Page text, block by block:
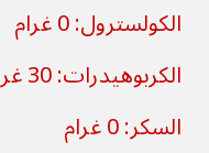
الكولسترول: 0 غرام
الكربوهيدرات: 30 غرام
السكر: 0 غرام